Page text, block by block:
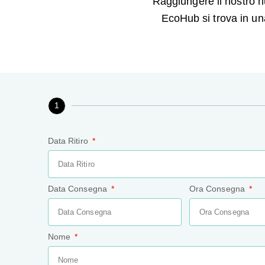
EcoHub si trova in
1
Data Ritiro
Data Consegna Ora Consegna
Nome